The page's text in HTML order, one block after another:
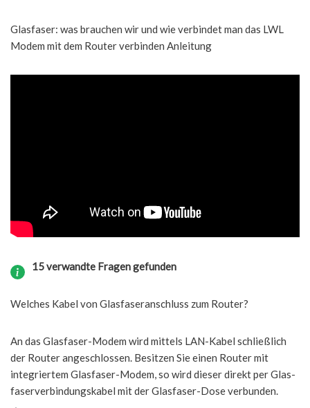
Glasfaser: was brauchen wir und wie verbindet man das LWL
Modem mit dem Router verbinden Anleitung
15 verwandte Fragen gefunden
Welches Kabel von Glasfaseranschluss zum Router?
An das Glasfaser-Modem wird mittels LAN-Kabel schließlich
der Router angeschlossen. Besitzen Sie einen Router mit
integriertem Glasfaser-Modem, so wird dieser direkt per Glas-
faserverbindungskabel mit der Glasfaser-Dose verbunden.